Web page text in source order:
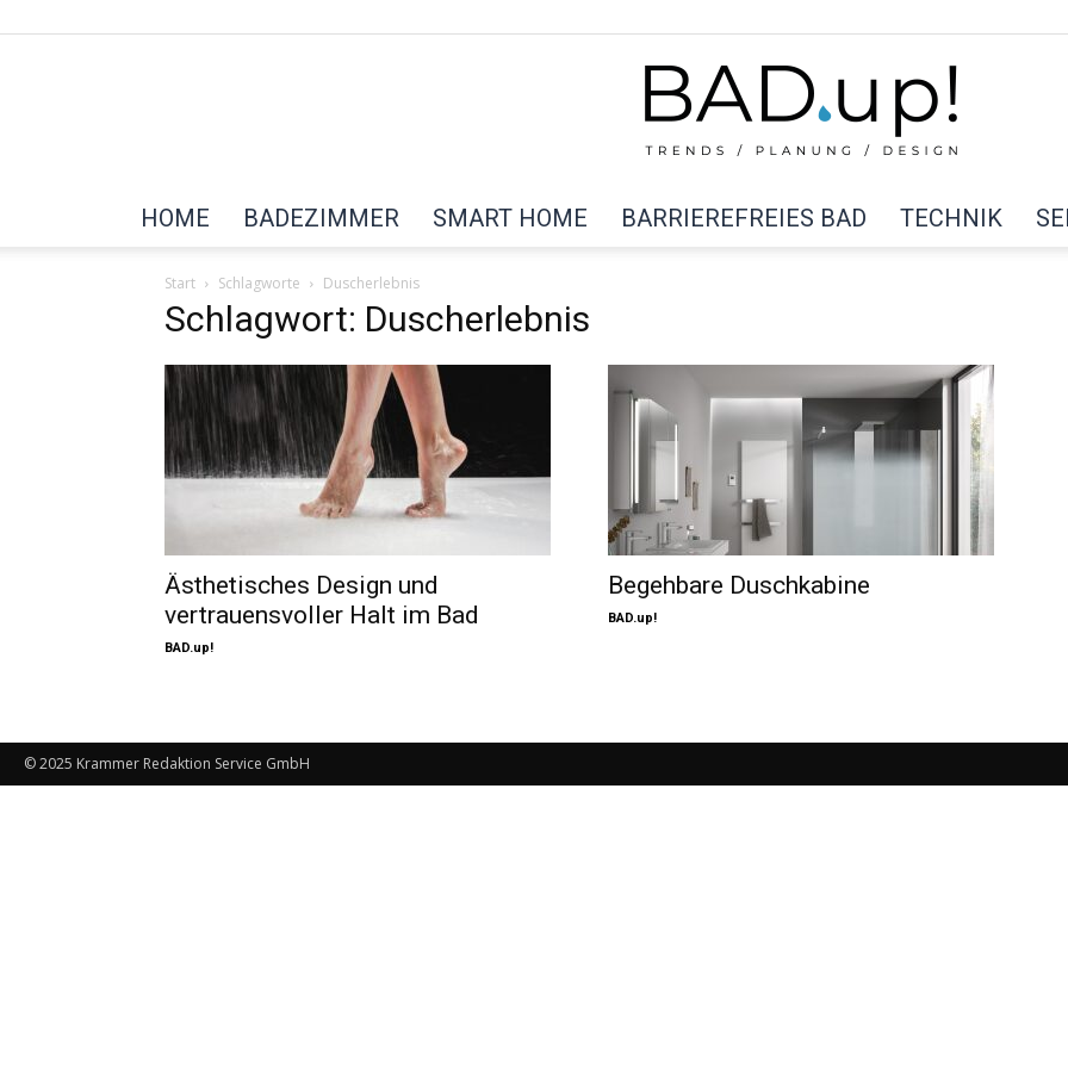
up
HOME BADEZIMMER SMART HOME BARRIEREFREIES BAD TECHNIK
Start Schlagworte Duscherlebnis
Schlagwort: Duscherlebnis
Ästhetisches Design und
vertrauensvoller Halt im Bad
BAD.up!
Begehbare Duschkabine
BAD.up!
© 2025 Krammer Redaktion Service GmbH